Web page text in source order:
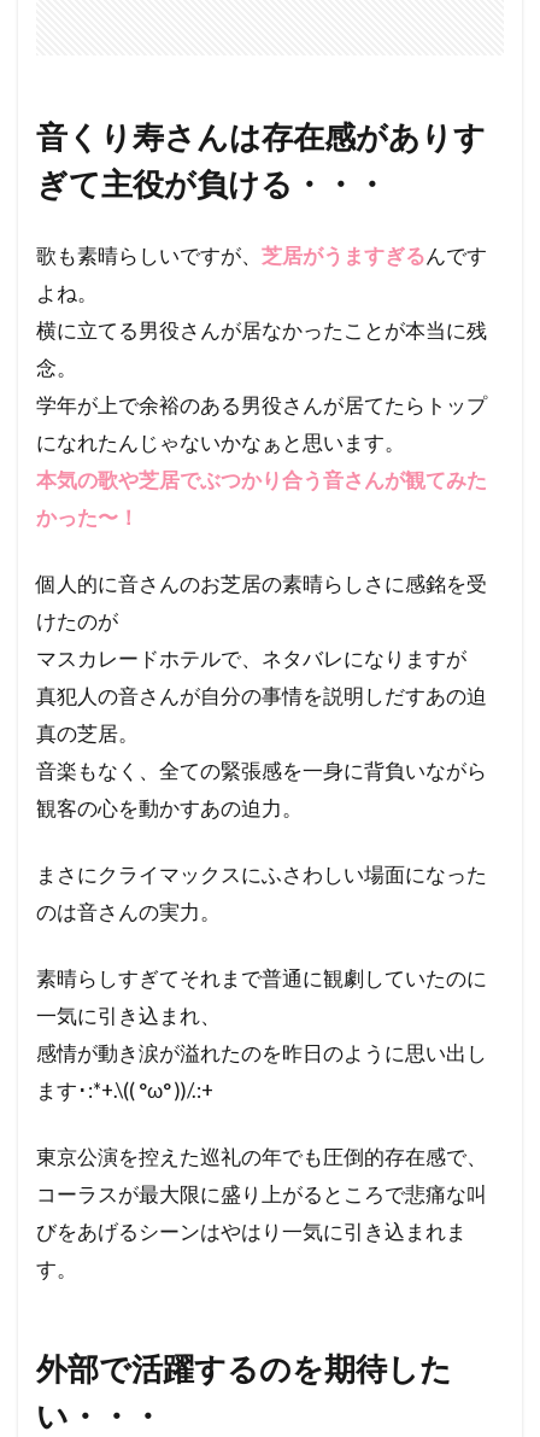
音くり寿さんは存在感がありす
ぎて主役が負ける・・・
歌も素晴らしいですが、 芝居がうますぎるんです
よね。
横に立てる男役さんが居なかったことが本当に残
念。
学年が上で余裕のある男役さんが居てたらトップ
になれたんじゃないかなぁと思います。
本気の歌や芝居でぶつかり合う音さんが観てみた
かった〜！
個人的に音さんのお芝居の素晴らしさに感銘を受
けたのが
マスカレードホテルで、ネタバレになりますが
真犯人の音さんが自分の事情を説明しだすあの迫
真の芝居。
音楽もなく、全ての緊張感を一身に背負いながら
観客の心を動かすあの迫力。
まさにクライマックスにふさわしい場面になった
のは音さんの実力。
素晴らしすぎてそれまで普通に観劇していたのに
一気に引き込まれ、
感情が動き涙が溢れたのを昨日のように思い出し
ます･:*+.\(( °ω° ))/.:+
東京公演を控えた巡礼の年でも圧倒的存在感で、
コーラスが最大限に盛り上がるところで悲痛な叫
びをあげるシーンはやはり一気に引き込まれま
す。
外部で活躍するのを期待した
い・・・